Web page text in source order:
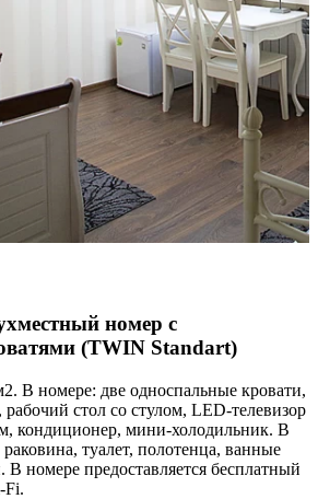
номер с
(TWIN Standart)
В номере: две односпальные кровати,
стол со стулом, LED-телевизор
кондиционер, мини-холодильник. В
туалет, полотенца, ванные
номере предоставляется бесплатный
Fi.